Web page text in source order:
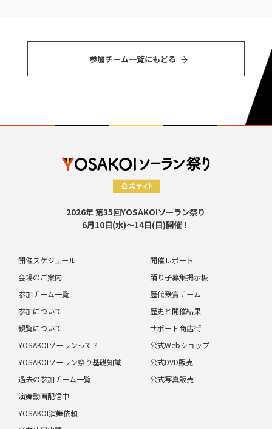
参加チーム⼀覧にもどる
2026年 第35回YOSAKOIソーラン祭り
6月10日(水)～14日(日)開催！
開催スケジュール
会場のご案内
参加チーム一覧
参加について
観覧について
開催レポート
踊り子募集掲示板
歴代受賞チーム
歴史と開催結果
サポート商店街
YOSAKOIソーランって？
YOSAKOIソーラン祭り基礎知識
過去の参加チーム一覧
演舞動画配信中
公式Webショップ
公式DVD販売
公式写真販売
YOSAKOI演舞依頼